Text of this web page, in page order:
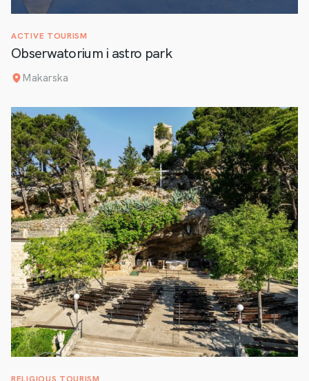
ACTIVE TOURISM
Obserwatorium i astro park
Makarska
RELIGIOUS TOURISM